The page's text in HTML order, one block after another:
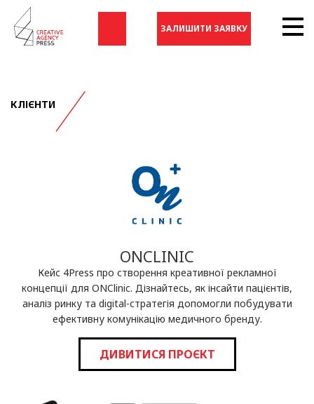
ЗАЛИШИТИ ЗАЯВКУ
КЛІЄНТИ
ONCLINIC
Кейс 4Press про створення креативної рекламної
концепції для ONClinic. Дізнайтесь, як інсайти пацієнтів,
аналіз ринку та digital-стратегія допомогли побудувати
ефективну комунікацію медичного бренду.
ДИВИТИСЯ ПРОЄКТ